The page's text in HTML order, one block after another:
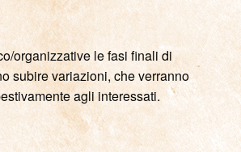
organizzative le fasi finali di
subire variazioni, che verranno
agli interessati.